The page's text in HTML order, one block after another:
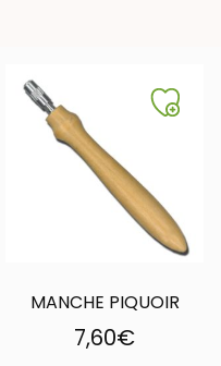
MANCHE PIQUOIR
7,60€